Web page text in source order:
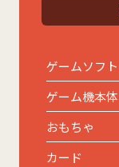
ゲームソフト
ゲーム機本体
おもちゃ
カード